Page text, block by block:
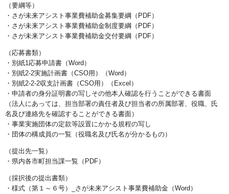
（要綱等）
・さが未来アシスト事業費補助金募集要綱（PDF）
・さが未来アシスト事業費補助金制度要綱（PDF）
・さが未来アシスト事業費補助金交付要綱（PDF）
（応募書類）
・別紙1応募申請書（Word）
・別紙2-2実施計画書（CSO用）（Word）
・別紙2-2-2収支計画書（CSO用）（Excel）
・申請者の身分証明書の写しその他本人確認を行うことができる書面
（法人にあっては、担当部署の責任者及び担当者の所属部署、役職、氏
名及び連絡先を確認することができる書面）
・事業実施団体の定款等設置にかかる規程の写し
・団体の構成員の一覧（役職名及び氏名が分かるもの）
（提出先一覧）
・県内各市町担当課一覧（PDF）
（採択後の提出書類）
・様式（第１～６号）_さが未来アシスト事業費補助金（Word）